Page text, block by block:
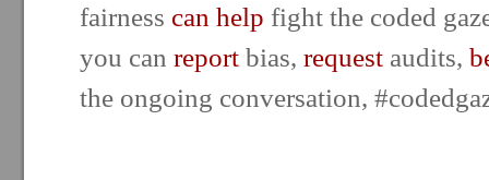
fairness can help fight the coded
you can report bias, request audits,
the ongoing conversation,